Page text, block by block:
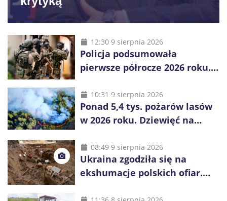
12:30 9 sierpnia 2026
Policja podsumowała
pierwsze półrocze 2026 roku.
zabezpieczonych narkotyków
10:31 9 sierpnia 2026
Ponad 5,4 tys. pożarów lasów
w 2026 roku. Dziewięć na
08:49 9 sierpnia 2026
Ukraina zgodziła się na
ekshumacje polskich ofiar.